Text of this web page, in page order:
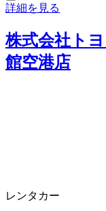
詳細を見る
株式会社ト
館空港店
レンタカー